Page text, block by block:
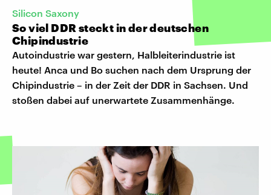
Silicon Saxony
So viel DDR steckt in der deutschen
Chipindustrie
Autoindustrie war gestern, Halbleiterindustrie ist
heute! Anca und Bo suchen nach dem Ursprung der
Chipindustrie – in der Zeit der DDR in Sachsen. Und
stoßen dabei auf unerwartete Zusammenhänge.